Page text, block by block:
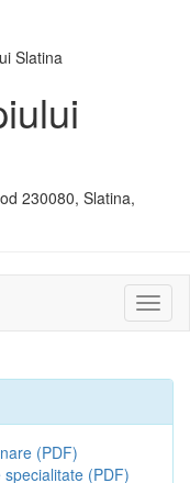
230080, Slatina,
sau
(PDF)
(PDF)